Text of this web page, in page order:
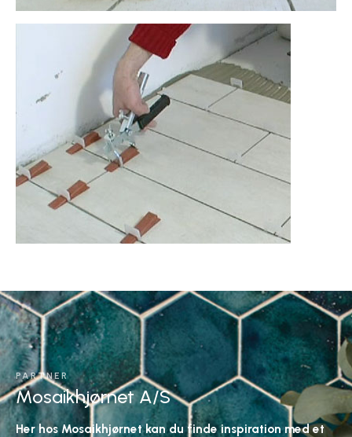
PARTNER
Mosaikhjørnet A/S
Her hos Mosaikhjørnet kan du finde inspiration med et